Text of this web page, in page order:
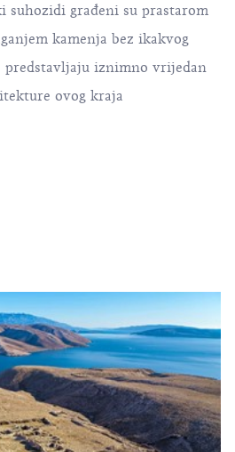
građeni su prastarom
kamenja bez ikakvog
predstavljaju iznimno vrijedan
ovog kraja